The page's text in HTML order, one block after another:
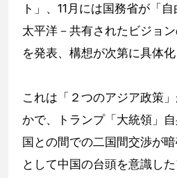
ト」、11月には国務省が「
太平洋－共有されたビジョ
を発表、構想が次第に具体化
これは「２つのアジア政策
かで、トランプ「大統領」
国との間での二国間交渉が
として中国の台頭を意識し